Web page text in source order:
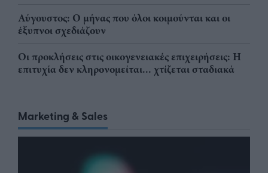
Αύγουστος: Ο μήνας που όλοι κοιμούνται και οι
έξυπνοι σχεδιάζουν
Οι προκλήσεις στις οικογενειακές επιχειρήσεις: Η
επιτυχία δεν κληρονομείται... χτίζεται σταδιακά
Marketing & Sales